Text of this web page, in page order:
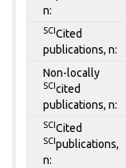
n:
SCICited
publications, n:
Non-locally
SCIcited
publications, n:
SCICited
SCIpublications,
n: